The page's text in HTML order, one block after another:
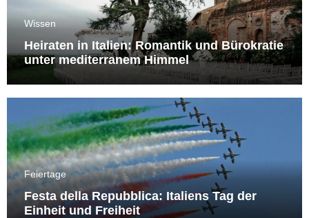
Wissen
Heiraten in Italien: Romantik und Bürokratie
unter mediterranem Himmel
Feiertage
Festa della Repubblica: Italiens Tag der
Einheit und Freiheit